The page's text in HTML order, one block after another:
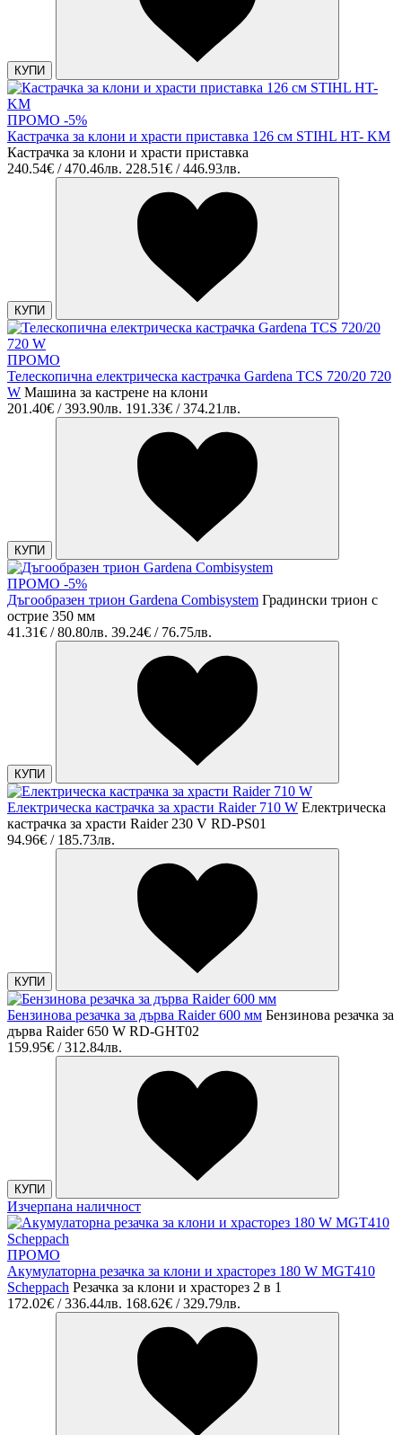
КУПИ
ПРОМО -5%
Кастрачка за клони и храсти приставка 126 см STIHL HT- KM
Кастрачка за клони и храсти приставка
240.54€ / 470.46лв. 228.51€ / 446.93лв.
КУПИ
ПРОМО
Телескопична електрическа кастрачка Gardena TCS 720/20 720
W Машина за кастрене на клони
201.40€ / 393.90лв. 191.33€ / 374.21лв.
КУПИ
ПРОМО -5%
Дъгообразен трион Gardena Combisystem Градински трион с
острие 350 мм
41.31€ / 80.80лв. 39.24€ / 76.75лв.
КУПИ
Електрическа кастрачка за храсти Raider 710 W Електрическа
кастрачка за храсти Raider 230 V RD-PS01
94.96€ / 185.73лв.
КУПИ
Бензинова резачка за дърва Raider 600 мм Бензинова резачка за
дърва Raider 650 W RD-GHT02
159.95€ / 312.84лв.
КУПИ
Изчерпана наличност
ПРОМО
Акумулаторна резачка за клони и храсторез 180 W MGT410
Scheppach Резачка за клони и храсторез 2 в 1
172.02€ / 336.44лв. 168.62€ / 329.79лв.